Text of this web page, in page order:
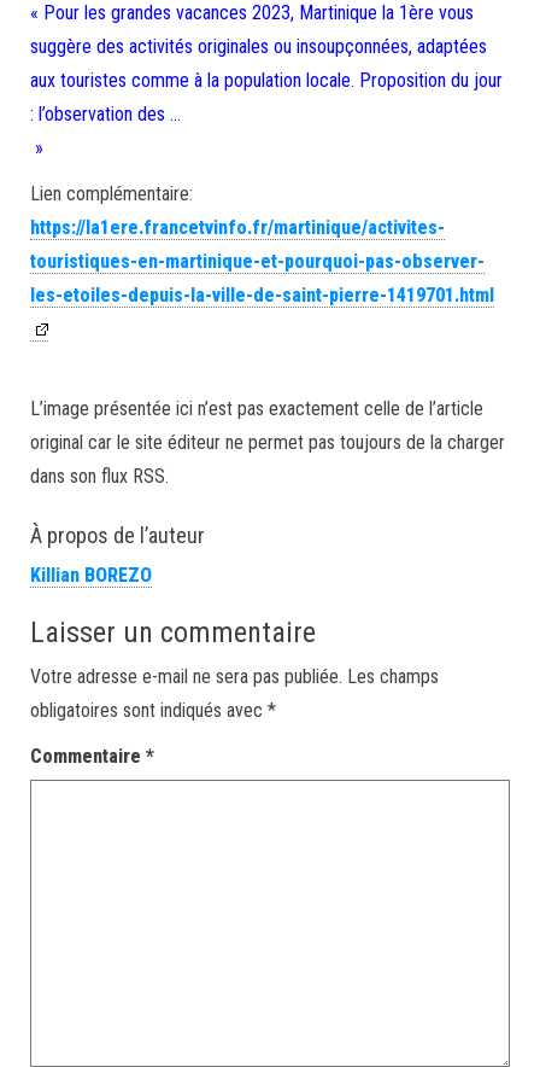
« Pour les grandes vacances 2023, Martinique la 1ère vous
suggère des activités originales ou insoupçonnées, adaptées
aux touristes comme à la population locale. Proposition du jour
: l’observation des …
»
Lien complémentaire:
https://la1ere.francetvinfo.fr/martinique/activites-
touristiques-en-martinique-et-pourquoi-pas-observer-
les-etoiles-depuis-la-ville-de-saint-pierre-1419701.html
L’image présentée ici n’est pas exactement celle de l’article
original car le site éditeur ne permet pas toujours de la charger
dans son flux RSS.
À propos de l’auteur
Killian BOREZO
Laisser un commentaire
Votre adresse e-mail ne sera pas publiée. Les champs
obligatoires sont indiqués avec *
Commentaire *